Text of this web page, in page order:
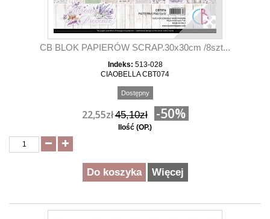
CB BLOK PAPIERÓW SCRAP.30x30cm /8szt...
Indeks: 513-028
CIAOBELLA CBT074
Dostępny
22,55zł45,10zł -50%
Ilość (OP.)
Do koszyka Więcej